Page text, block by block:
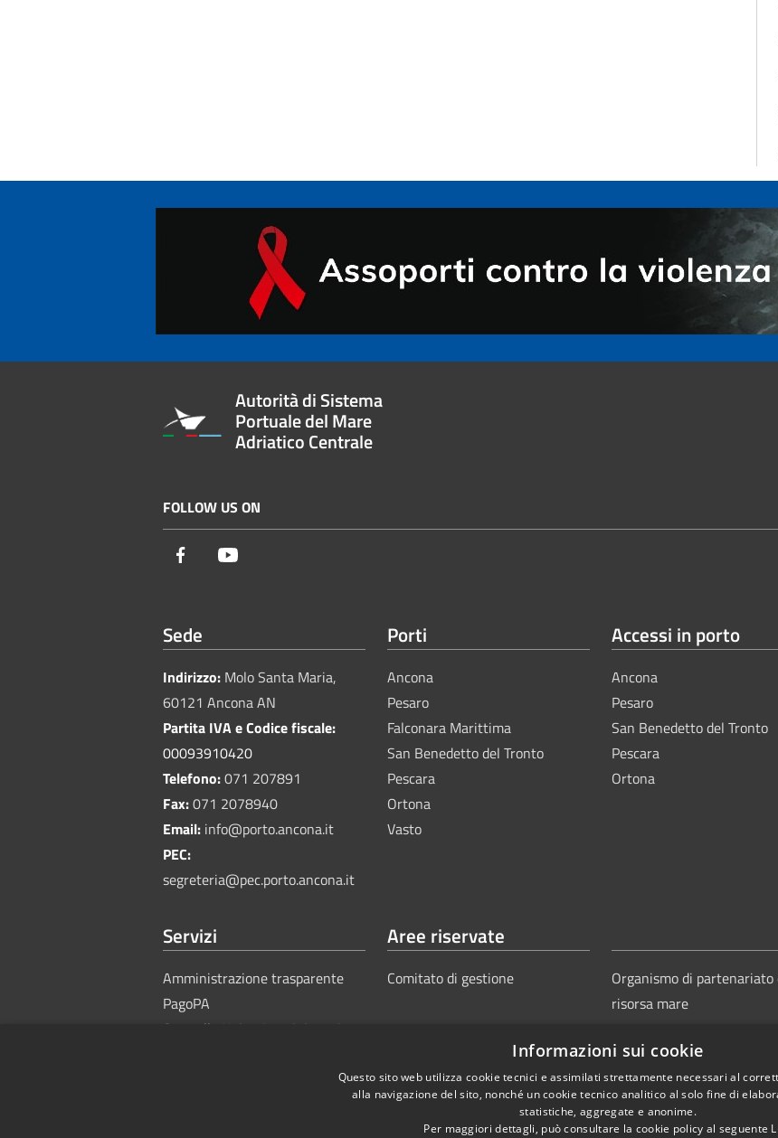
Autorità di Sistema
Portuale del Mare
Adriatico Centrale
FOLLOW US ON
Facebook
Sede
Indirizzo: Molo Santa Maria,
60121 Ancona AN
Partita IVA e Codice fiscale:
00093910420
Telefono:071 207891
Fax:071 2078940
Email: info@porto.ancona.it
PEC:
segreteria@pec.porto.ancona.it
Porti
Ancona
Pesaro
Falconara Marittima
San Benedetto del Tronto
Pescara
Ortona
Vasto
Accessi in porto
Ancona
Pesaro
San Benedetto del Tronto
Pescara
Ortona
Servizi
Amministrazione trasparente
PagoPA
Sportello Unico Amministrativo
Aree riservate
Comitato di gestione
Organismo di partenariato
risorsa mare
Informazioni sui cookie
Questo sito web utilizza cookie tecnici e assimilati strettamente necessari al
alla navigazione del sito, nonché un cookie tecnico analitico al solo fine di
statistiche, aggregate e anonime.
Per maggiori dettagli, può consultare la cookie policy al seguente